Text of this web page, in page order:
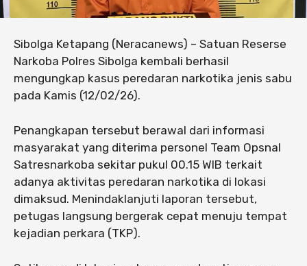
Sibolga Ketapang (Neracanews) – Satuan Reserse
Narkoba Polres Sibolga kembali berhasil
mengungkap kasus peredaran narkotika jenis sabu
pada Kamis (12/02/26).
Penangkapan tersebut berawal dari informasi
masyarakat yang diterima personel Team Opsnal
Satresnarkoba sekitar pukul 00.15 WIB terkait
adanya aktivitas peredaran narkotika di lokasi
dimaksud. Menindaklanjuti laporan tersebut,
petugas langsung bergerak cepat menuju tempat
kejadian perkara (TKP).